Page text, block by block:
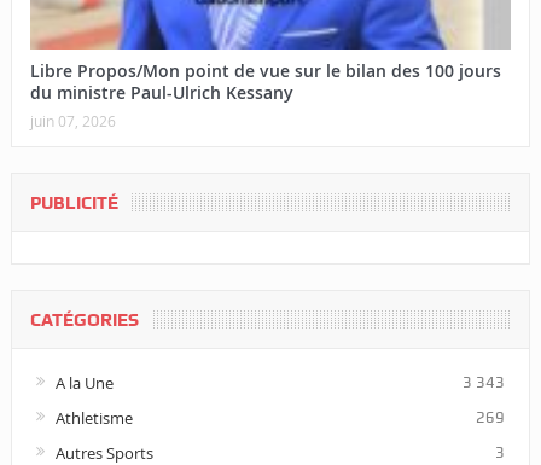
Libre Propos/Mon point de vue sur le bilan des 100 jours
du ministre Paul-Ulrich Kessany
juin 07, 2026
PUBLICITÉ
CATÉGORIES
A la Une 3 343
Athletisme 269
Autres Sports 3